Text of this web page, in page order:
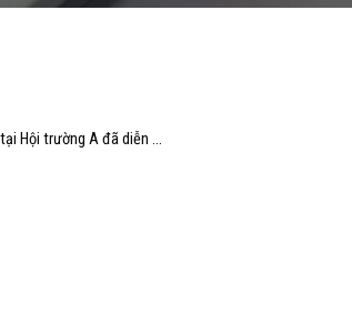
Hội trường A đã diễn …